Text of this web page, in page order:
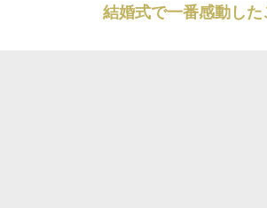
結婚式で一番感動した